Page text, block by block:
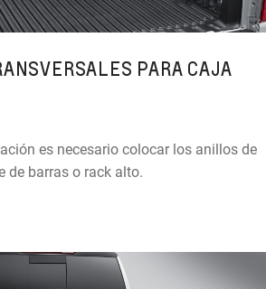
PARA CAJA
es necesario colocar los anillos de
de barras o rack alto.